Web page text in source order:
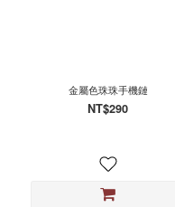
金屬色珠珠手機鏈
NT$290